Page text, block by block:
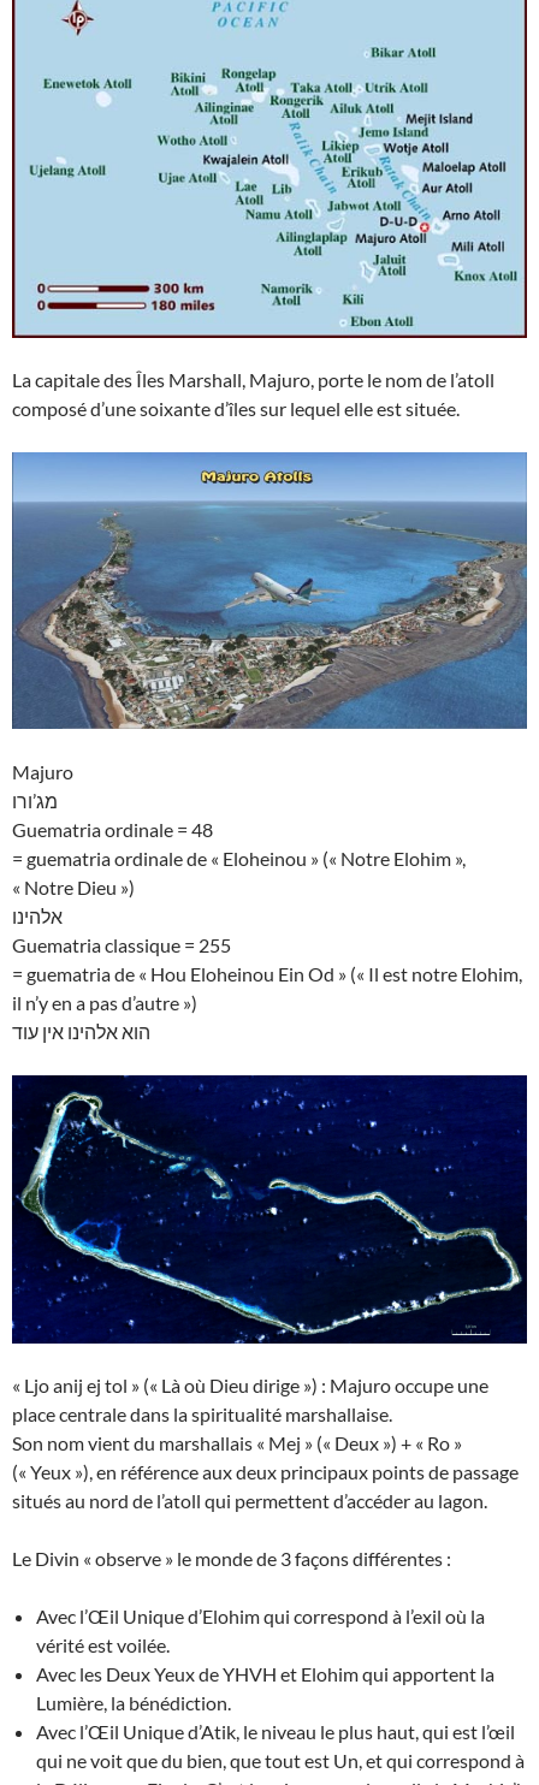
La capitale des Îles Marshall, Majuro, porte le nom de l’atoll
composé d’une soixante d’îles sur lequel elle est située.
Majuro
מג’ורו
Guematria ordinale = 48
= guematria ordinale de « Eloheinou » (« Notre Elohim »,
« Notre Dieu »)
אלהינו
Guematria classique = 255
= guematria de « Hou Eloheinou Ein Od » (« Il est notre Elohim,
il n’y en a pas d’autre »)
הוא אלהינו אין עוד
« Ljo anij ej tol » (« Là où Dieu dirige ») : Majuro occupe une
place centrale dans la spiritualité marshallaise.
Son nom vient du marshallais « Mej » (« Deux ») + « Ro »
(« Yeux »), en référence aux deux principaux points de passage
situés au nord de l’atoll qui permettent d’accéder au lagon.
Le Divin « observe » le monde de 3 façons différentes :
Avec l’Œil Unique d’Elohim qui correspond à l’exil où la
vérité est voilée.
Avec les Deux Yeux de YHVH et Elohim qui apportent la
Lumière, la bénédiction.
Avec l’Œil Unique d’Atik, le niveau le plus haut, qui est l’œil
qui ne voit que du bien, que tout est Un, et qui correspond à